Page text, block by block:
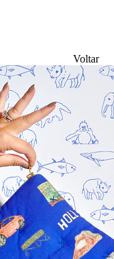
Voltar